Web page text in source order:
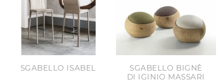
SGABELLO ISABEL
SGABELLO BIGNÈ
DI IGINIO MASSARI